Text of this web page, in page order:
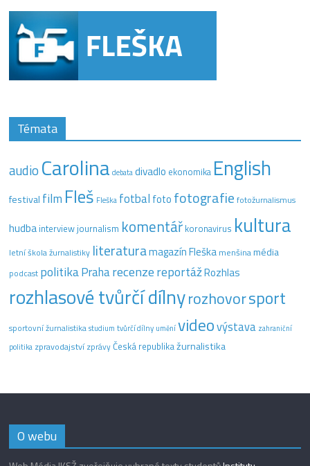
Témata
audio Carolina debata divadlo ekonomika English
festival film Fleš Fleška fotbal foto fotografie fotožurnalismus
hudba interview journalism komentář koronavirus kultura
letní škola žurnalistiky literaturamagazín Fleška menšinamédia
podcast politikaPraharecenzereportážRozhlas
rozhlasové tvůrčí dílnyrozhovorsport
sportovní žurnalistika studium tvůrčí dílny uměnívideovýstava zahraniční
politika zpravodajstvízprávyČeská republikažurnalistika
O webu